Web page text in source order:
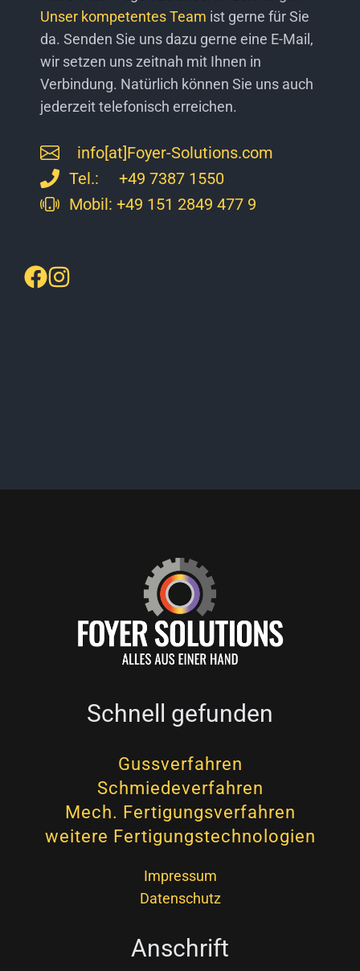
Unser kompetentes Team ist gerne für Sie
da. Senden Sie uns dazu gerne eine E-Mail,
wir setzen uns zeitnah mit Ihnen in
Verbindung. Natürlich können Sie uns auch
jederzeit telefonisch erreichen.
info[at]Foyer-Solutions.com
Tel.: +49 7387 1550
Mobil: +49 151 2849 477 9
Schnell gefunden
Gussverfahren
Schmiedeverfahren
Mech. Fertigungsverfahren
weitere Fertigungstechnologien
Impressum
Datenschutz
Anschrift